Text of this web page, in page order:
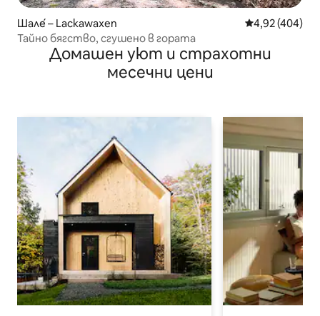
Шале́ – Lackawaxen Средна
4,92 (404)
Тайно бягство, сгушено в гората
Домашен уют и страхотни
месечни цени